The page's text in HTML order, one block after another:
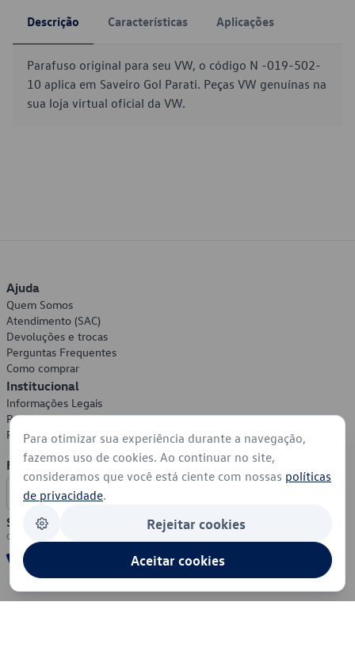
Descrição Características Aplicações
Parafuso original para seu VW, o código N -019-502-
10 aplica em Saveiro Gol Parati. Peças VW genuínas na
sua loja virtual oficial da VW.
Ajuda
Quem Somos
Atendimento (SAC)
Devoluções e trocas
Perguntas Frequentes
Como comprar
Institucional
Informações Legais
Política de Privacidade
Política de Cookies
Formas de Pagamento
Segurança
Para otimizar sua experiência durante a navegação,
fazemos uso de cookies. Ao continuar no site,
consideramos que você está ciente com nossas políticas
de privacidade.
Rejeitar cookies
Aceitar cookies